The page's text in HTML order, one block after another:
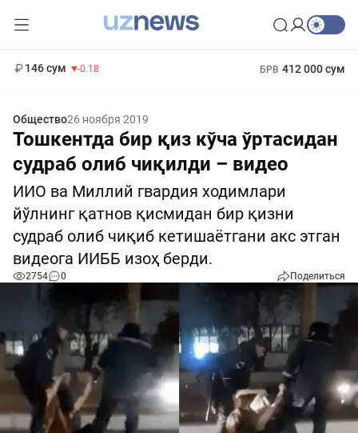
146 сум -0.18 БРВ 412 000 сум
Общество26 ноября 2019
Тошкентда бир қиз кўча ўртасидан
судраб олиб чиқилди – видео
ИИО ва Миллий гвардия ходимлари
йўлнинг қатнов қисмидан бир қизни
судраб олиб чиқиб кетишаётгани акс этган
видеога ИИББ изоҳ берди.
2754 0 Поделиться